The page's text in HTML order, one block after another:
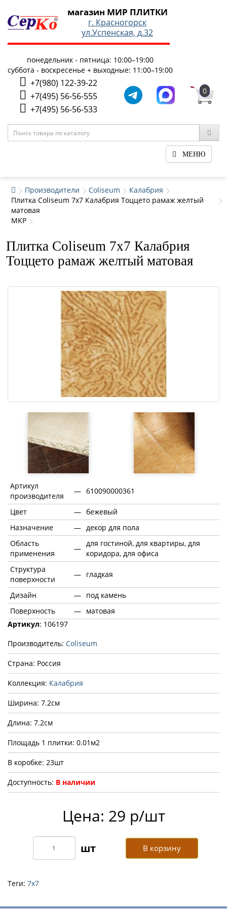
магазин МИР ПЛИТКИ
г. Красногорск
ул.Успенская, д.32
понедельник - пятница: 10:00–19:00
суббота - воскресенье + выходные: 11:00–19:00
+7(980) 122-39-22
+7(495) 56-56-555
+7(495) 56-56-533
0
МЕНЮ
Производители Coliseum
Калабрия
Плитка Coliseum 7x7 Калабрия Тоццето рамаж желтый
матовая
MKP
Плитка Coliseum 7x7 Калабрия
Тоццето рамаж желтый матовая
Артикул
производителя
— 610090000361
Цвет — бежевый
Назначение
— декор для пола
Область
применения
—
для гостиной, для квартиры, для
коридора, для офиса
Структура
поверхности
— гладкая
Дизайн — под камень
Поверхность
— матовая
Артикул: 106197
Производитель: Coliseum
Страна: Россия
Коллекция: Калабрия
Ширина: 7.2см
Длина: 7.2см
Площадь 1 плитки: 0.01м2
В коробке: 23шт
Доступность: В наличии
Цена: 29 р/шт
В корзину
Теги: 7х7